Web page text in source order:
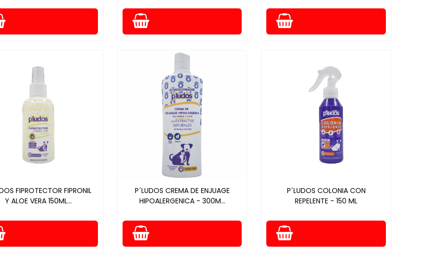
FIPROTECTOR FIPRONIL
Y ALOE VERA 150ML...
P´LUDOS CREMA DE ENJUAGE
HIPOALERGENICA - 300M...
P´LUDOS COLONIA CON
REPELENTE - 150 ML